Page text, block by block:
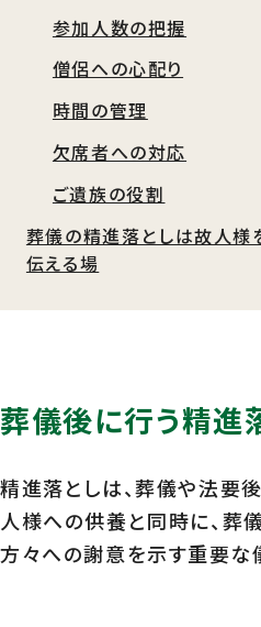
参加人数の把握
僧侶への心配り
時間の管理
欠席者への対応
ご遺族の役割
葬儀の精進落としは故人様
伝える場
葬儀後に行う精進
精進落としは、葬儀や法要
人様への供養と同時に、葬
方々への謝意を示す重要な